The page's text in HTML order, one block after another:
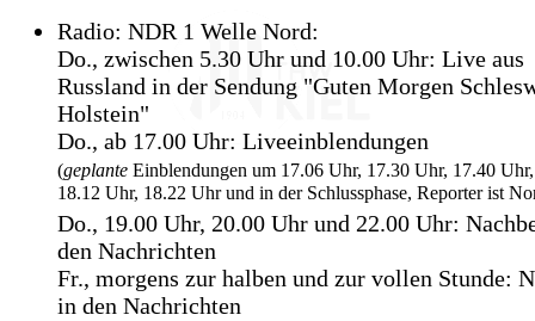
Radio: NDR 1 Welle Nord:
Do., zwischen 5.30 Uhr und 10.00 Uhr: Live aus
Russland in der Sendung "Guten Morgen
Holstein"
Do., ab 17.00 Uhr: Liveeinblendungen
(geplante Einblendungen um 17.06 Uhr, 17.30 Uhr, 17.40
18.12 Uhr, 18.22 Uhr und in der Schlussphase, Reporter ist
Do., 19.00 Uhr, 20.00 Uhr und 22.00 Uhr:
den Nachrichten
Fr., morgens zur halben und zur vollen Stunde:
in den Nachrichten